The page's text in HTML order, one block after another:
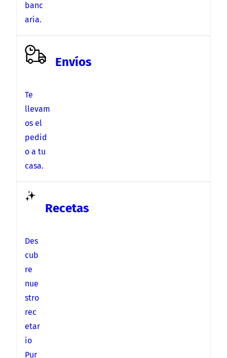
banc
aria.
Envíos
Te
llevam
os el
pedid
o a tu
casa.
Recetas
Des
cub
re
nue
stro
rec
etar
io
Pur